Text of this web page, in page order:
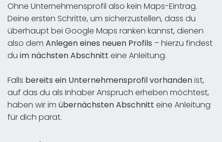
Ohne Unternehmensprofil also kein Maps-Eintrag.
Deine ersten Schritte, um sicherzustellen, dass du
überhaupt bei Google Maps ranken kannst, dienen
also dem Anlegen eines neuen Profils – hierzu findest
du im nächsten Abschnitt eine Anleitung.
Falls bereits ein Unternehmensprofil vorhandenist,
auf das du als Inhaber Anspruch erheben möchtest,
haben wir im übernächsten Abschnitt eine Anleitung
für dich parat.